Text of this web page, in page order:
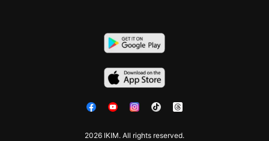
2026 IKIM. All rights reserved.